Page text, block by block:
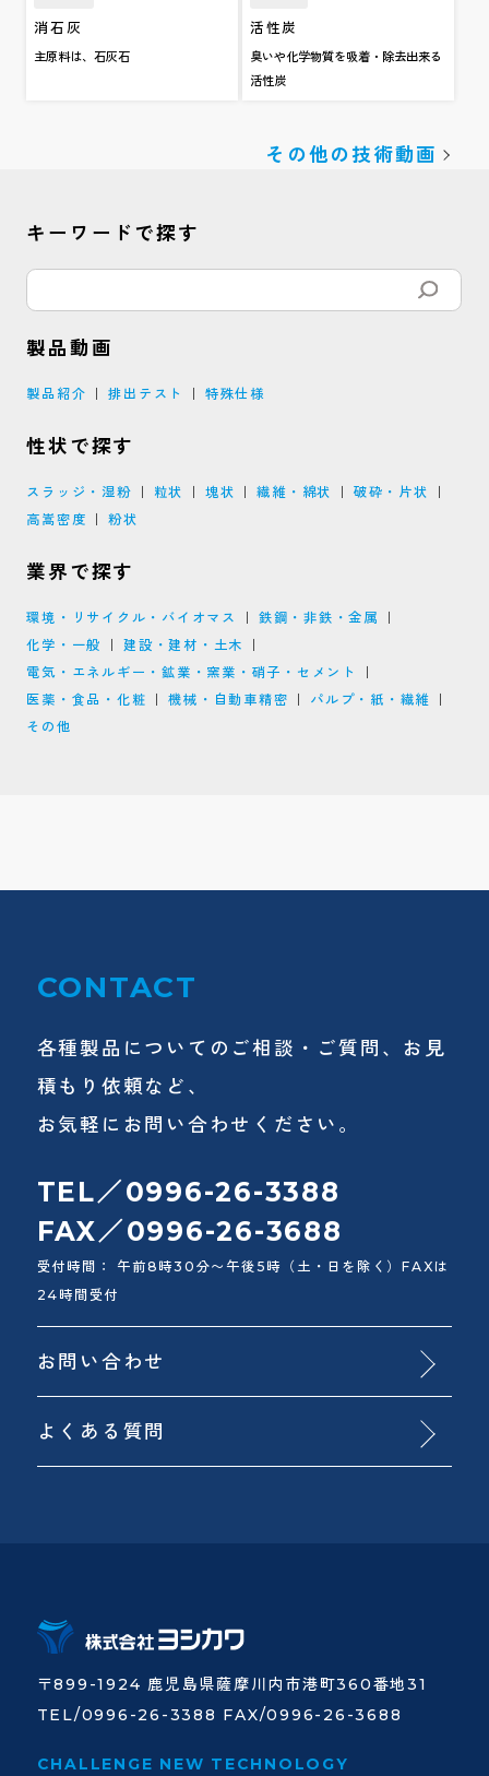
消石灰
主原料は、石灰石
活性炭
臭いや化学物質を吸着・除去出来る
活性炭
その他の技術動画
キーワードで探す
製品動画
製品紹介 排出テスト 特殊仕様
性状で探す
スラッジ・湿粉 粒状 塊状 繊維・綿状
破砕・片状
高嵩密度
粉状
業界で探す
環境・リサイクル・バイオマス
鉄鋼・非鉄・金属
化学・一般
建設・建材・土木
電気・エネルギー・鉱業・窯業・硝子・セメント
医薬・食品・化粧
機械・自動車精密
パルプ・紙・繊維
その他
CONTACT
各種製品についてのご相談・ご質問、お見
積もり依頼など、
お気軽にお問い合わせください。
TEL／0996-26-3388
FAX／0996-26-3688
受付時間： 午前8時30分〜午後5時（土・日を除く）FAXは
24時間受付
お問い合わせ
よくある質問
〒899-1924 鹿児島県薩摩川内市港町360番地31
TEL/0996-26-3388 FAX/0996-26-3688
CHALLENGE NEW TECHNOLOGY